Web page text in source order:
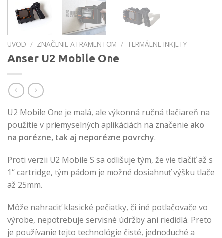
UVOD / ZNAČENIE ATRAMENTOM / TERMÁLNE INKJETY
Anser U2 Mobile One
U2 Mobile One je malá, ale výkonná ručná tlačiareň na
použitie v priemyselných aplikáciách na značenie ako
na porézne, tak aj neporézne povrchy.
Proti verzii U2 Mobile S sa odlišuje tým, že vie tlačiť až s
1“ cartridge, tým pádom je možné dosiahnuť výšku tlače
až 25mm.
Môže nahradiť klasické pečiatky, či iné potlačovače vo
výrobe, nepotrebuje servisné údržby ani riedidlá. Preto
je používanie tejto technológie čisté, jednoduché a